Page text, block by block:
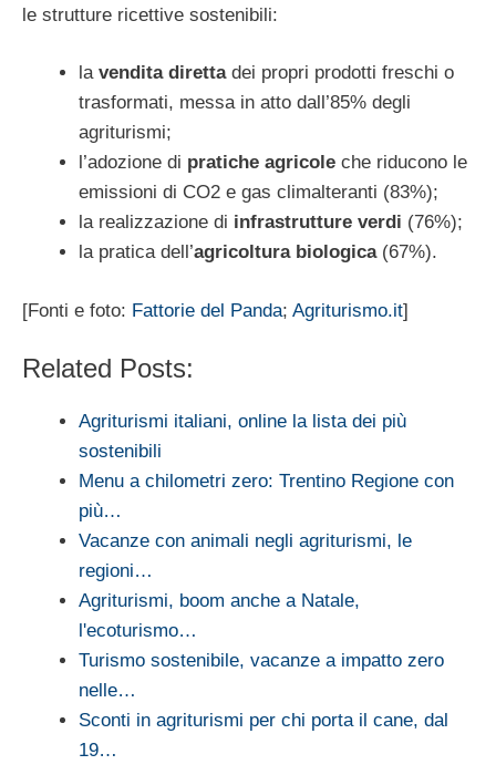
le strutture ricettive sostenibili:
la vendita direttadei propri prodotti freschi o
trasformati, messa in atto dall’85% degli
agriturismi;
l’adozione di pratiche agricole che riducono le
emissioni di CO2 e gas climalteranti (83%);
la realizzazione di infrastrutture verdi (76%);
la pratica dell’agricoltura biologica(67%).
[Fonti e foto: Fattorie del Panda; Agriturismo.it]
Related Posts:
Agriturismi italiani, online la lista dei più
sostenibili
Menu a chilometri zero: Trentino Regione con
più…
Vacanze con animali negli agriturismi, le
regioni…
Agriturismi, boom anche a Natale,
l'ecoturismo…
Turismo sostenibile, vacanze a impatto zero
nelle…
Sconti in agriturismi per chi porta il cane, dal
19…